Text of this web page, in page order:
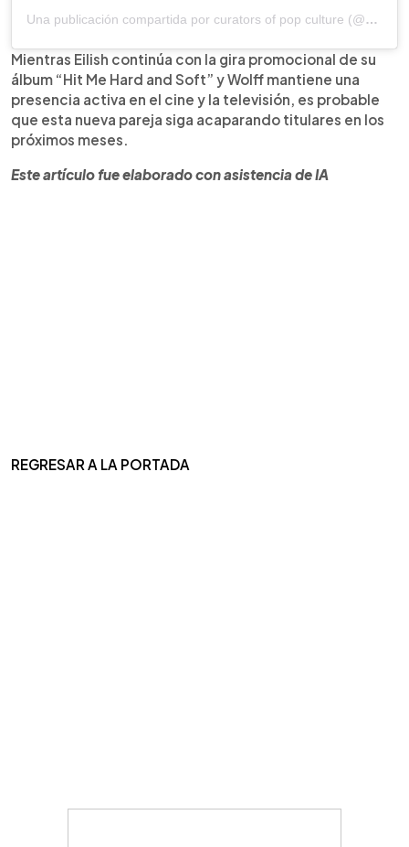
Una publicación compartida por curators of pop culture (@deuxmoi)
Mientras Eilish continúa con la gira promocional de su
álbum “Hit Me Hard and Soft” y Wolff mantiene una
presencia activa en el cine y la televisión, es probable
que esta nueva pareja siga acaparando titulares en los
próximos meses.
Este artículo fue elaborado con asistencia de IA
REGRESAR A LA PORTADA